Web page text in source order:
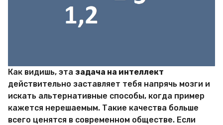
Как видишь, эта задача на интеллект
действительно заставляет тебя напрячь мозги и
искать альтернативные способы, когда пример
кажется нерешаемым. Такие качества больше
всего ценятся в современном обществе. Если